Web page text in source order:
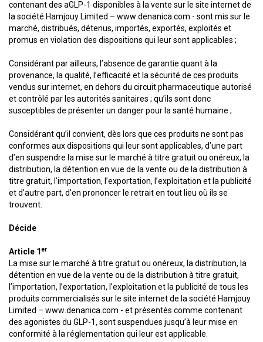
contenant des aGLP-1 disponibles à la vente sur le site internet de
la société Hamjouy Limited – www.denanica.com - sont mis sur le
marché, distribués, détenus, importés, exportés, exploités et
promus en violation des dispositions qui leur sont applicables ;
Considérant par ailleurs, l’absence de garantie quant à la
provenance, la qualité, l’efficacité et la sécurité de ces produits
vendus sur internet, en dehors du circuit pharmaceutique autorisé
et contrôlé par les autorités sanitaires ; qu’ils sont donc
susceptibles de présenter un danger pour la santé humaine ;
Considérant qu’il convient, dès lors que ces produits ne sont pas
conformes aux dispositions qui leur sont applicables, d’une part
d’en suspendre la mise sur le marché à titre gratuit ou onéreux, la
distribution, la détention en vue de la vente ou de la distribution à
titre gratuit, l’importation, l’exportation, l’exploitation et la publicité
et d’autre part, d’en prononcer le retrait en tout lieu où ils se
trouvent.
Décide
Article 1er
La mise sur le marché à titre gratuit ou onéreux, la distribution, la
détention en vue de la vente ou de la distribution à titre gratuit,
l’importation, l’exportation, l’exploitation et la publicité de tous les
produits commercialisés sur le site internet de la société Hamjouy
Limited – www.denanica.com - et présentés comme contenant
des agonistes du GLP-1, sont suspendues jusqu’à leur mise en
conformité à la réglementation qui leur est applicable.